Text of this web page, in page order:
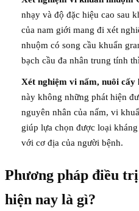
nhạy và độ đặc hiệu cao sau
của nam giới mang đi xét
nhuộm có song cầu khuẩn
bạch cầu đa nhân trung tính
Xét nghiệm vi nấm, nuôi cấy
này không những phát hiện
nguyên nhân của nấm, vi
giúp lựa chọn được loại
với cơ địa của người bệnh.
Phương pháp điều
hiện nay là gì?